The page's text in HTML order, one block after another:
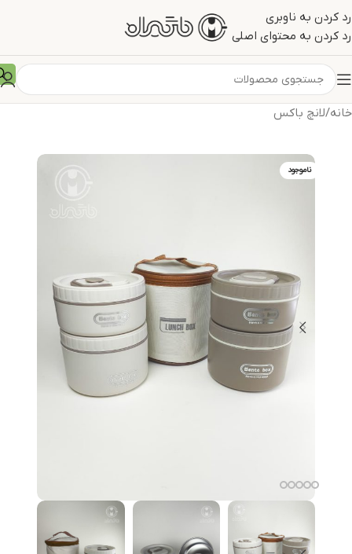
رد کردن به ناوبری
رد کردن به محتوای اصلی
خانه/لانچ باکس
ناموجود